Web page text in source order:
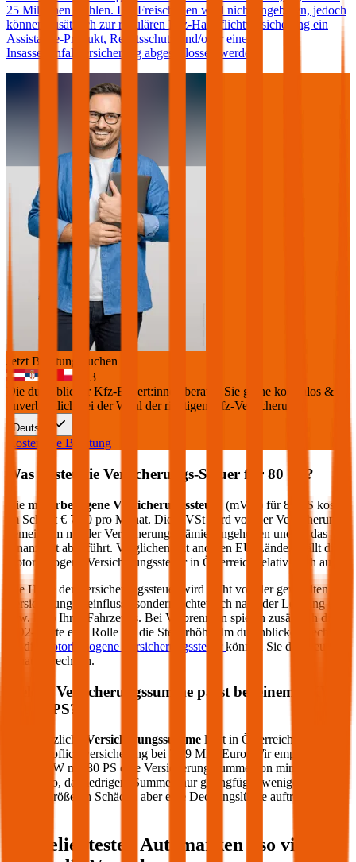
25 Millionen wählen. Ein Freischaden wird nicht angeboten, jedoch
können zusätzlich zur regulären Kfz-Haftpflichtversicherung ein
Assistance-Produkt, Rechtsschutz und/oder eine
Insassenunfallversicherung abgeschlossen werden.
Jetzt Beratung buchen
+3
Die durchblicker Kfz-Expert:innen beraten Sie gerne kostenlos &
unverbindlich bei der Wahl der richtigen Kfz-Versicherung.
Deutsch
Kostenlose Beratung
Was kostet die Versicherungs-Steuer für 80 PS?
Die motorbezogene Versicherungssteuer (mVSt) für80
PS kostet
im Schnitt € 7,20 pro Monat. Die mVSt wird von der Versicherung
gemeinsam mit der Versicherungsprämie eingehoben und an das
Finanzamt abgeführt. Verglichen mit anderen EU-Ländern fällt die
motorbezogene Versicherungssteuer in Österreich relativ hoch aus.
Die Höhe der Versicherungssteuer wird nicht von der gewählten
Versicherung beeinflusst, sondern richtet sich nach der Leistung (PS
bzw. kW) Ihres Fahrzeugs. Bei Verbrennern spielen zusätzlich die
CO2-Werte eine Rolle für die Steuerhöhe. Im durchblicker Rechner
für die
motorbezogene Versicherungssteuer können Sie die Steuer
genau berechnen.
Welche Versicherungssumme passt bei einem PKW
PS?
Die gesetzliche Versicherungssumme liegt in Österreich bei der
Kfz-Haftpflichtversicherung bei 7,79 Mio. Euro. Wir empfehlen für
Ihren PKW mit
80 PS eine Versicherungssumme von mindestens 20
Mio. Euro, da niedrigere Summen nur geringfügig weniger kosten
und bei größeren Schäden aber eine Deckungslücke auftreten
Die beliebtesten Automarken - so viel